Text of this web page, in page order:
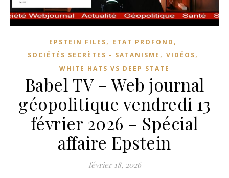
EPSTEIN FILES, ETAT PROFOND ,
SOCIÉTÉS SECRÈTES - SATANISME , VIDÉOS,
WHITE HATS VS DEEP STATE
Babel TV – Web journal
géopolitique vendredi 13
février 2026 – Spécial
affaire Epstein
février 18, 2026